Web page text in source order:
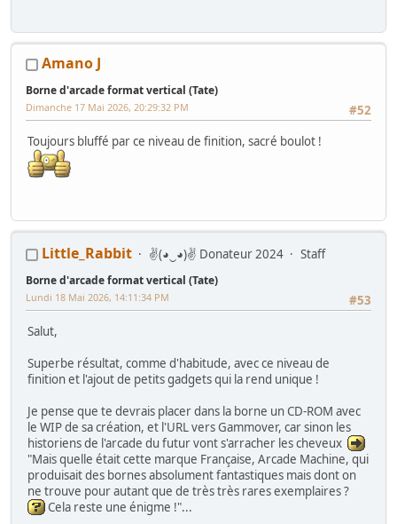
Amano J
Borne d'arcade format vertical (Tate)
#52
Dimanche 17 Mai 2026, 20:29:32 PM
Toujours bluffé par ce niveau de finition, sacré boulot !
Little_Rabbit ✌(◕‿◕)✌ Donateur 2024 Staff
Borne d'arcade format vertical (Tate)
#53
Lundi 18 Mai 2026, 14:11:34 PM
Salut,
Superbe résultat, comme d'habitude, avec ce niveau de
finition et l'ajout de petits gadgets qui la rend unique !
Je pense que te devrais placer dans la borne un CD-ROM avec
le WIP de sa création, et l'URL vers Gammover, car sinon les
historiens de l'arcade du futur vont s'arracher les cheveux
"Mais quelle était cette marque Française, Arcade Machine, qui
produisait des bornes absolument fantastiques mais dont on
ne trouve pour autant que de très très rares exemplaires ?
Cela reste une énigme !"...